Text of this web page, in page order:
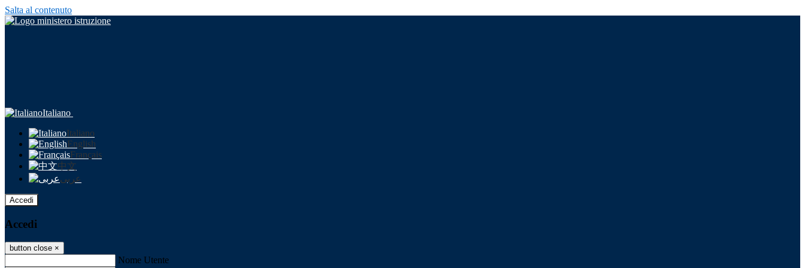
Salta al contenuto
Italiano
Italiano
English
Français
中文
عربى
Accedi
Accedi
button close ×
Nome Utente